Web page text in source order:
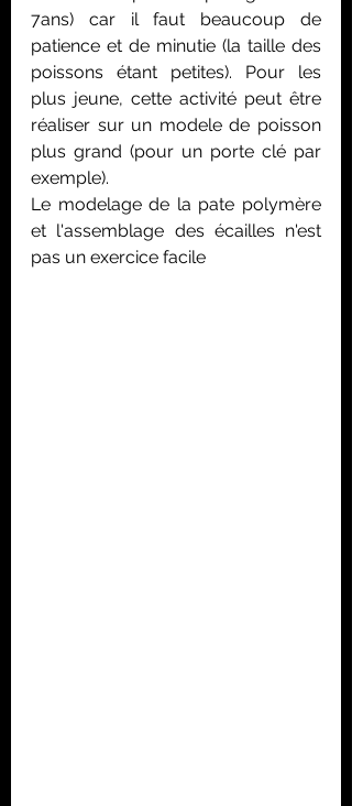
7ans) car il faut beaucoup de
patience et de minutie (la taille des
poissons étant petites). Pour les
plus jeune, cette activité peut être
réaliser sur un modele de poisson
plus grand (pour un porte clé par
exemple).
Le modelage de la pate polymère
et l'assemblage des écailles n'est
pas un exercice facile